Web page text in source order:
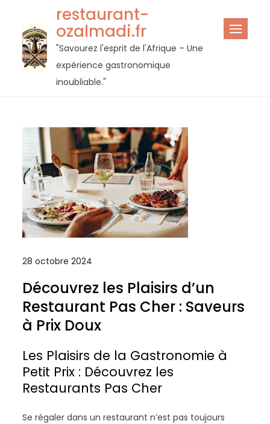
contenu
restaurant-
ozalmadi.fr
"Savourez l'esprit de l'Afrique – Une
expérience gastronomique
inoubliable."
28 octobre 2024
Découvrez les Plaisirs d’un
Restaurant Pas Cher : Saveurs
à Prix Doux
Les Plaisirs de la Gastronomie à
Petit Prix : Découvrez les
Restaurants Pas Cher
Se régaler dans un restaurant n’est pas toujours